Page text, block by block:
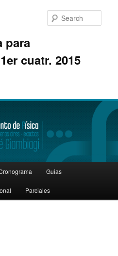
para
cuatr. 2015
Guias
Parciales